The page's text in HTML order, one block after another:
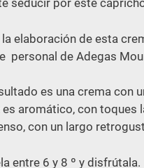
seducir por este
la elaboración de esta
personal de Adegas
es una crema con
es aromático, con toques
con un largo
entre 6 y 8 º y disfrútala.